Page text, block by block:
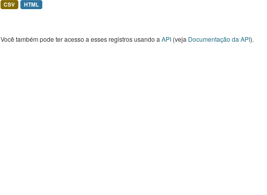
CSV HTML
Você também pode ter acesso a esses registros usando a API(veja Documentação da API).